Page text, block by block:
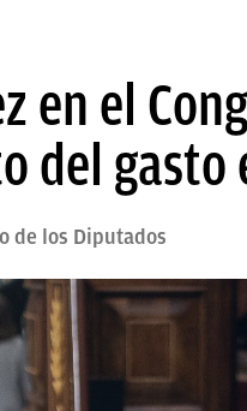
en el
del gasto
de los Diputados